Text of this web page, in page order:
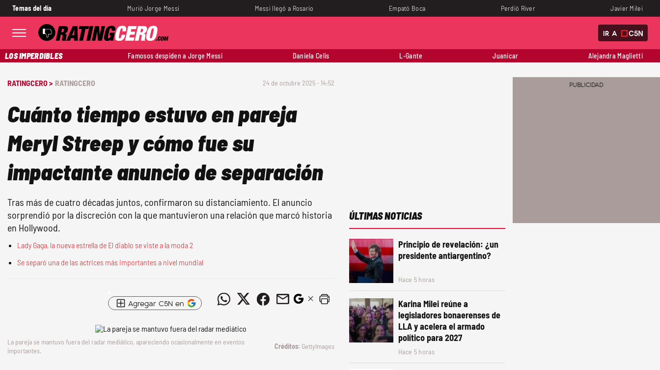
Temas del día Murió Jorge Messi Messi llegó a Rosario Empató Boca Perdió River Javier Milei
IR A
LOS IMPERDIBLES Famosos despiden a Jorge Messi Daniela Celis L-Gante Juanicar Alejandra Maglietti
RATINGCERO > RATINGCERO 24 de octubre 2025 - 14:52
Cuánto tiempo estuvo en pareja
Meryl Streep y cómo fue su
impactante anuncio de separación
Tras más de cuatro décadas juntos, confirmaron su distanciamiento. El anuncio
sorprendió por la discreción con la que mantuvieron una relación que marcó historia
en Hollywood.
Lady Gaga, la nueva estrella de El diablo se viste a la moda 2
Se separó una de las actrices más importantes a nivel mundial
Agregar C5N en
La pareja se mantuvo fuera del radar mediático, apareciendo ocasionalmente en eventos
importantes.
GettyImages
ÚLTIMAS NOTICIAS
Principio de revelación: ¿un
presidente antiargentino?
Hace 5 horas
Karina Milei reúne a
legisladores bonaerenses de
LLA y acelera el armado
político para 2027
Hace 5 horas